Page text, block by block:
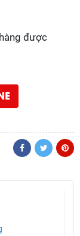
được